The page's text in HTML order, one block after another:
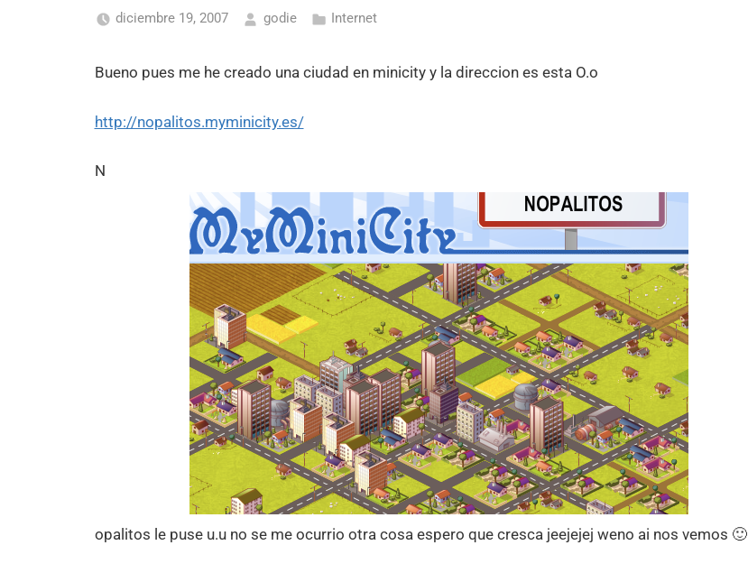
diciembre 19, 2007 godie Internet
Bueno pues me he creado una ciudad en minicity y la direccion es esta O.o
http://nopalitos.myminicity.es/
N
opalitos le puse u.u no se me ocurrio otra cosa espero que cresca jeejejej weno ai nos vemos 🙂